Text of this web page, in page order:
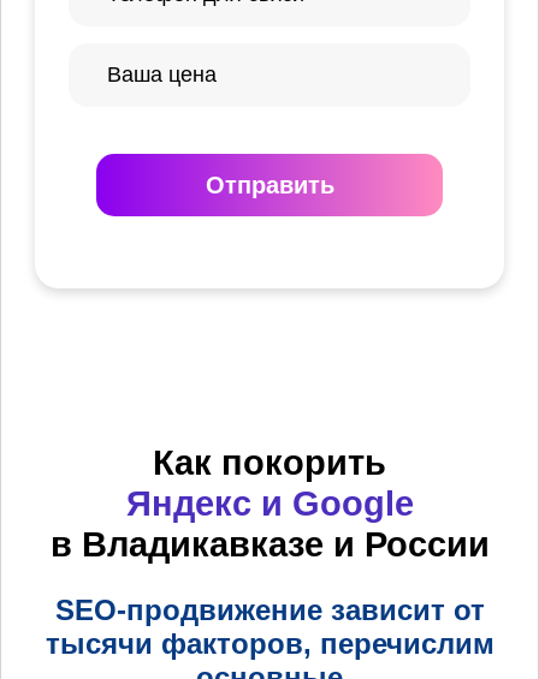
Отправить
Как покорить
Яндекс и Google
в Владикавказе и России
SEO-продвижение зависит от
тысячи факторов, перечислим